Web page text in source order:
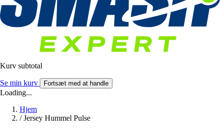
Kurv subtotal
Se min kurv Fortsæt med at handle
Loading...
Hjem
/ Jersey Hummel Pulse